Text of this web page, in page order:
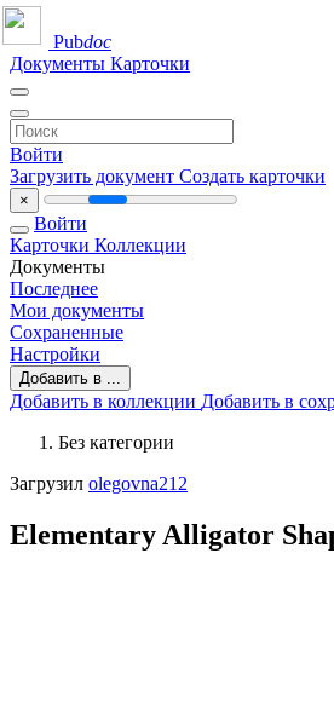
Pubdoc
Документы Карточки
Войти
Загрузить документ Создать карточки
×
Войти
Карточки Коллекции
Документы
Последнее
Мои документы
Сохраненные
Настройки
Добавить в ...
Добавить в коллекции Добавить в
Без категории
Загрузил olegovna212
Elementary Alligator